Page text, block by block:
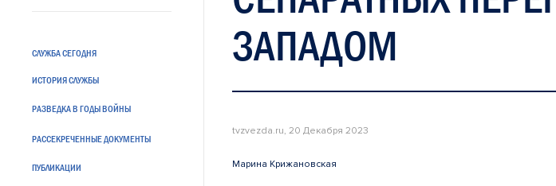
СЛУЖБА СЕГОДНЯ
ИСТОРИЯ СЛУЖБЫ
РАЗВЕДКА В ГОДЫ ВОЙНЫ
РАССЕКРЕЧЕННЫЕ ДОКУМЕНТЫ
ПУБЛИКАЦИИ
ЗАПАДОМ
tvzvezda.ru, 20 Декабря 2023
Марина Крижановская